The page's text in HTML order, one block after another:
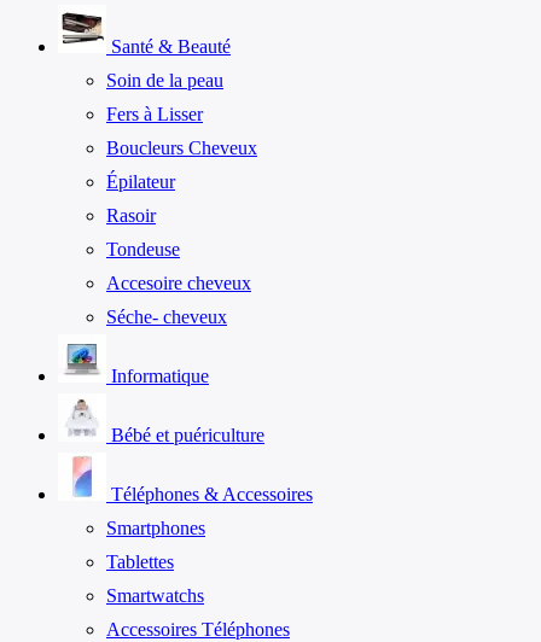
Santé & Beauté
Soin de la peau
Fers à Lisser
Boucleurs Cheveux
Épilateur
Rasoir
Tondeuse
Accesoire cheveux
Séche- cheveux
Informatique
Bébé et puériculture
Téléphones & Accessoires
Smartphones
Tablettes
Smartwatchs
Accessoires Téléphones